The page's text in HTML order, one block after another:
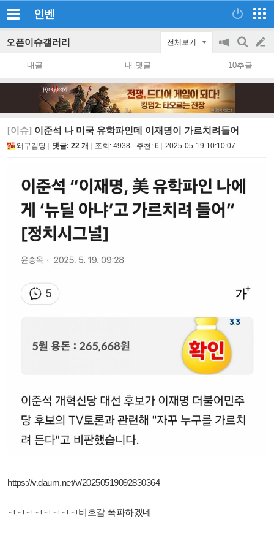
인벤
오픈이슈갤러리 전체보기
공
지
on/off
검
색
글
쓰
내글 내 댓글 10추글
[이슈] 이준석 나 미국 유학파인데 이재명이 가르치려들어
왜구김당 댓글: 22 개 조회: 4938 추천: 6 2025-05-19 10:10:07
https://v.daum.net/v/20250519092830364
ㅋㅋㅋㅋㅋㅋㅋㅋ비호감 폭파하겠네